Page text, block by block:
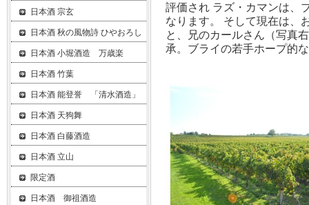
評価され ラズ・カマンは、
なります。 そして現在は、
と、兄のカールさん（写真
承。ブライの若手ホープ的
日本酒 宗玄
日本酒 秋の風物詩 ひやおろし
日本酒 小堀酒造 万歳楽
日本酒 竹葉
日本酒 能登誉 「清水酒造」
日本酒 天狗舞
日本酒 白藤酒造
日本酒 立山
限定酒
日本酒 御祖酒造